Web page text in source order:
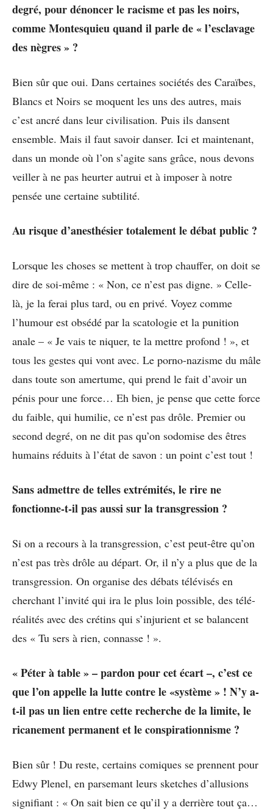
degré, pour dénoncer le racisme et pas les noirs,
comme Montesquieu quand il parle de « l’esclavage
des nègres » ?
Bien sûr que oui. Dans certaines sociétés des Caraïbes,
Blancs et Noirs se moquent les uns des autres, mais
c’est ancré dans leur civilisation. Puis ils dansent
ensemble. Mais il faut savoir danser. Ici et maintenant,
dans un monde où l’on s’agite sans grâce, nous devons
veiller à ne pas heurter autrui et à imposer à notre
pensée une certaine subtilité.
Au risque d’anesthésier totalement le débat public ?
Lorsque les choses se mettent à trop chauffer, on doit se
dire de soi-même : « Non, ce n’est pas digne. » Celle-
là, je la ferai plus tard, ou en privé. Voyez comme
l’humour est obsédé par la scatologie et la punition
anale – « Je vais te niquer, te la mettre profond ! », et
tous les gestes qui vont avec. Le porno-nazisme du mâle
dans toute son amertume, qui prend le fait d’avoir un
pénis pour une force… Eh bien, je pense que cette force
du faible, qui humilie, ce n’est pas drôle. Premier ou
second degré, on ne dit pas qu’on sodomise des êtres
humains réduits à l’état de savon : un point c’est tout !
Sans admettre de telles extrémités, le rire ne
fonctionne-t-il pas aussi sur la transgression ?
Si on a recours à la transgression, c’est peut-être qu’on
n’est pas très drôle au départ. Or, il n’y a plus que de la
transgression. On organise des débats télévisés en
cherchant l’invité qui ira le plus loin possible, des télé-
réalités avec des crétins qui s’injurient et se balancent
des « Tu sers à rien, connasse ! ».
« Péter à table » – pardon pour cet écart –, c’est ce
que l’on appelle la lutte contre le «système » ! N’y a-
t-il pas un lien entre cette recherche de la limite, le
ricanement permanent et le conspirationnisme ?
Bien sûr ! Du reste, certains comiques se prennent pour
Edwy Plenel, en parsemant leurs sketches d’allusions
signifiant : « On sait bien ce qu’il y a derrière tout ça…